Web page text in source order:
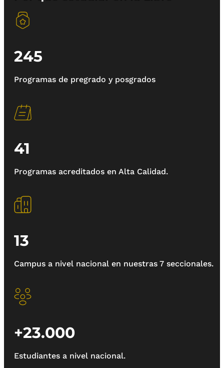
245
Programas de pregrado y posgrados
41
Programas acreditados en Alta Calidad.
13
Campus a nivel nacional en nuestras 7 seccionales.
+23.000
Estudiantes a nivel nacional.